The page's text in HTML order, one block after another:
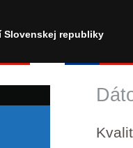
republiky